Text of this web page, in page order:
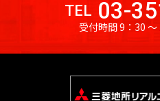
TEL 03-
受付時間 9：30